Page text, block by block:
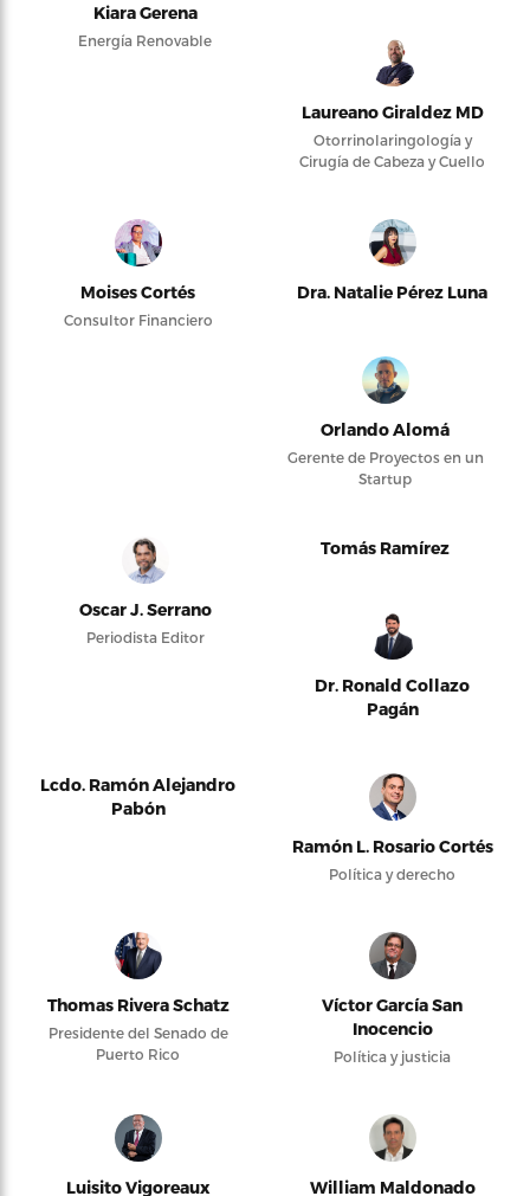
Kiara Gerena
Energía Renovable
Laureano Giraldez MD
Otorrinolaringología y
Cirugía de Cabeza y Cuello
Moises Cortés
Consultor Financiero
Dra. Natalie Pérez Luna
Orlando Alomá
Gerente de Proyectos en un
Startup
Oscar J. Serrano
Periodista Editor
Tomás Ramírez
Dr. Ronald Collazo
Pagán
Lcdo. Ramón Alejandro
Pabón
Ramón L. Rosario Cortés
Política y derecho
Thomas Rivera Schatz
Presidente del Senado de
Puerto Rico
Víctor García San
Inocencio
Política y justicia
Luisito Vigoreaux William Maldonado